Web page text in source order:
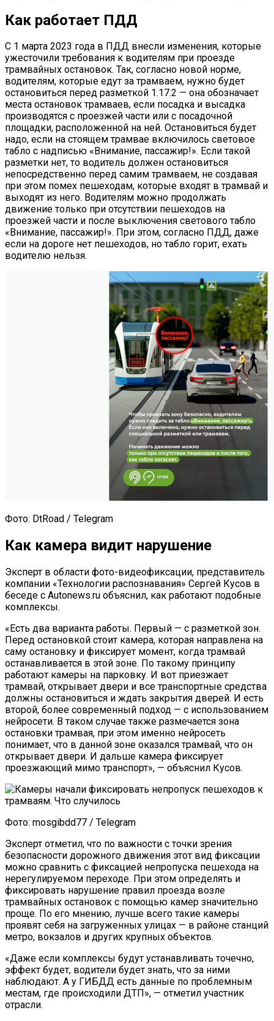
Как работает ПДД
С 1 марта 2023 года в ПДД внесли изменения, которые
ужесточили требования к водителям при проезде
трамвайных остановок. Так, согласно новой норме,
водителям, которые едут за трамваем, нужно будет
остановиться перед разметкой 1.17.2 — она обозначает
места остановок трамваев, если посадка и высадка
производятся с проезжей части или с посадочной
площадки, расположенной на ней. Остановиться будет
надо, если на стоящем трамвае включилось световое
табло с надписью «Внимание, пассажир!». Если такой
разметки нет, то водитель должен остановиться
непосредственно перед самим трамваем, не создавая
при этом помех пешеходам, которые входят в трамвай и
выходят из него. Водителям можно продолжать
движение только при отсутствии пешеходов на
проезжей части и после выключения светового табло
«Внимание, пассажир!». При этом, согласно ПДД, даже
если на дороге нет пешеходов, но табло горит, ехать
водителю нельзя.
Фото: DtRoad / Telegram
Как камера видит нарушение
Эксперт в области фото-видеофиксации, представитель
компании «Технологии распознавания» Сергей Кусов в
беседе с Autonews.ru объяснил, как работают подобные
комплексы.
«Есть два варианта работы. Первый — с разметкой зон.
Перед остановкой стоит камера, которая направлена на
саму остановку и фиксирует момент, когда трамвай
останавливается в этой зоне. По такому принципу
работают камеры на парковку. И вот приезжает
трамвай, открывает двери и все транспортные средства
должны остановиться и ждать закрытия дверей. И есть
второй, более современный подход — с использованием
нейросети. В таком случае также размечается зона
остановки трамвая, при этом именно нейросеть
понимает, что в данной зоне оказался трамвай, что он
открывает двери. И дальше камера фиксирует
проезжающий мимо транспорт», — объяснил Кусов.
Фото: mosgibdd77 / Telegram
Эксперт отметил, что по важности с точки зрения
безопасности дорожного движения этот вид фиксации
можно сравнить с фиксацией непропуска пешехода на
нерегулируемом переходе. При этом определять и
фиксировать нарушение правил проезда возле
трамвайных остановок с помощью камер значительно
проще. По его мнению, лучше всего такие камеры
проявят себя на загруженных улицах — в районе станций
метро, вокзалов и других крупных объектов.
«Даже если комплексы будут устанавливать точечно,
эффект будет, водители будет знать, что за ними
наблюдают. А у ГИБДД есть данные по проблемным
местам, где происходили ДТП», — отметил участник
отрасли.